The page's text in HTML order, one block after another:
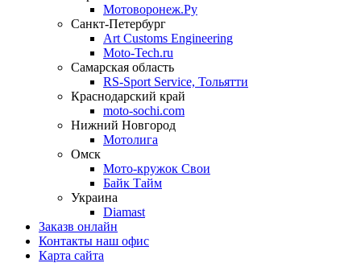
Мотоворонеж.Ру
Санкт-Петербург
Art Customs Engineering
Moto-Tech.ru
Самарская область
RS-Sport Service, Тольятти
Краснодарский край
moto-sochi.com
Нижний Новгород
Мотолига
Омск
Мото-кружок Свои
Байк Тайм
Украина
Diamast
Заказв онлайн
Контакты наш офис
Карта сайта